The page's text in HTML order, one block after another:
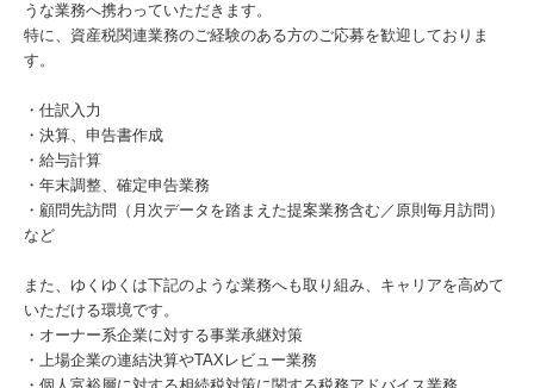
うな業務へ携わっていただきます。
特に、資産税関連業務のご経験のある方のご応募を歓迎しておりま
す。
・仕訳入力
・決算、申告書作成
・給与計算
・年末調整、確定申告業務
・顧問先訪問（月次データを踏まえた提案業務含む／原則毎月訪問）
など
また、ゆくゆくは下記のような業務へも取り組み、キャリアを高めて
いただける環境です。
・オーナー系企業に対する事業承継対策
・上場企業の連結決算やTAXレビュー業務